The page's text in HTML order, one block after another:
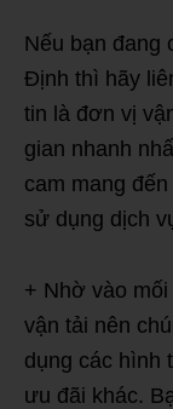
Nếu bạn đang
Định thì hãy
tin là đơn vị
gian nhanh
cam mang
sử dụng dịch
+ Nhờ vào
vận tải nên
dụng các hình
ưu đãi khác.